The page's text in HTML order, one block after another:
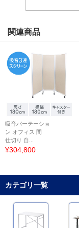
関連商品
吸音パーテーショ
ン オフィス 間
仕切り 自...
¥304,800
カテゴリ一覧